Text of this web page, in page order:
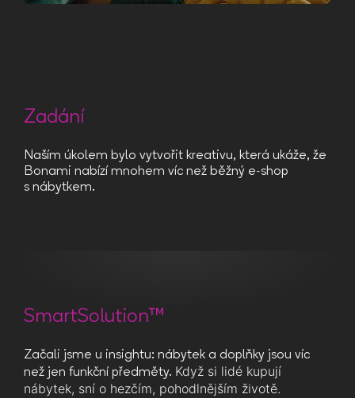
Zadání
Naším úkolem bylo vytvořit kreativu, která ukáže, že
Bonami nabízí mnohem víc než běžný e-shop
s nábytkem.
SmartSolution™
Začali jsme u insightu: nábytek a doplňky jsou víc
než jen funkční předměty. Když si lidé kupují
nábytek, sní o hezčím, pohodlnějším životě.